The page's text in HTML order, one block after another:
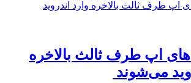
اپ طرف ثالث بالاخره
می‌شوند